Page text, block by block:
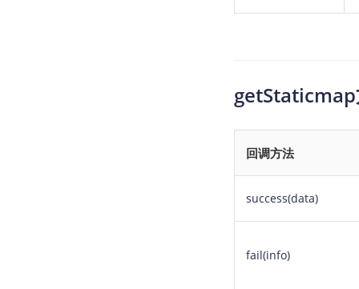
getStaticmap
回调方法
success(data)
fail(info)